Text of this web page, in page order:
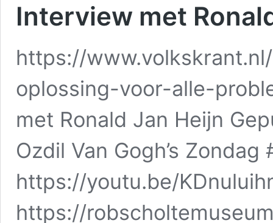
Interview met
https://
oplossing-voor-alle-
met Ronald Jan Heijn
Ozdil Van Gogh’s
https://youtu.be/
https://